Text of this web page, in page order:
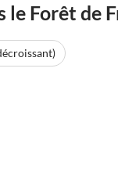
le Forêt de